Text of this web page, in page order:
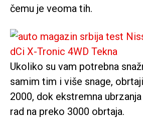
čemu je veoma tih.
Ukoliko su vam potrebna
samim tim i više snage,
2000, dok ekstremna
rad na preko 3000 obrtaja.